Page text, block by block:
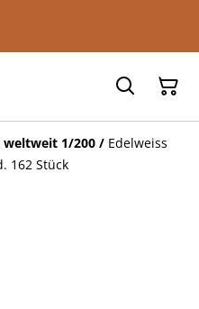
weltweit 1/200 / Edelweiss
162 Stück